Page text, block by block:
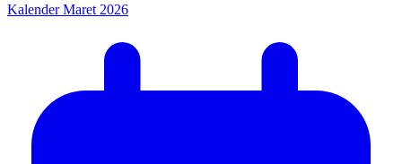
Kalender Maret 2026